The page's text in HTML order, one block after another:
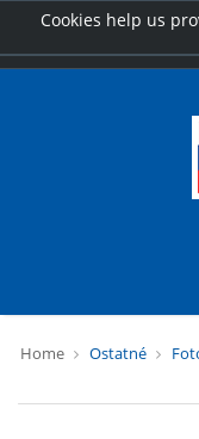
Cookies help us
Home Ostatné